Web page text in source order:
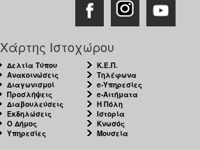
Χάρτης Ιστοχώρου
Δελτία Τύπου
Ανακοινώσεις
Διαγωνισμοί
Προσλήψεις
Διαβουλεύσεις
Εκδηλώσεις
Ο Δήμος
Υπηρεσίες
Κ.Ε.Π.
Τηλέφωνα
e-Υπηρεσίες
e-Αιτήματα
Η Πόλη
Ιστορία
Κνωσός
Μουσεία